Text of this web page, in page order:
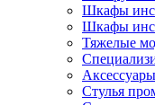
Шкафы
Шкафы
Тяжелые
Стулья